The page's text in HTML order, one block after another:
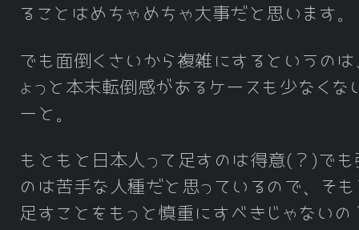
ることはめちゃめちゃ大事だと思います。
でも面倒くさいから複雑にするというの
ょっと本末転倒感があるケースも少なくな
ーと。
もともと日本人って足すのは得意(？)でも
のは苦手な人種だと思っているので、そ
足すことをもっと慎重にすべきじゃないの